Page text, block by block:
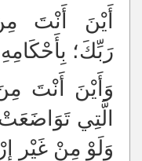
أَيْنَ أَنْتَ
رَبِّكَ؛
وَأَيْنَ أَنْتَ مِنَ
الَّتِي
وَلَوْ مِنْ غَيْرِ